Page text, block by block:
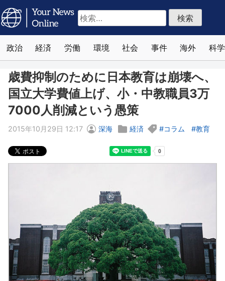
検
索:
政治 経済 労働 環境 社会 事件 海外 科学
歳費抑制のために日本教育は崩壊へ、
国立大学費値上げ、小・中教職員3万
7000人削減という愚策
2015年10月29日 12:17 深海 経済 コラム 教育